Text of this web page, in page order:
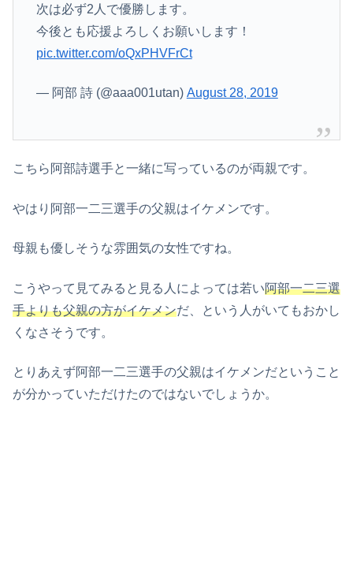
次は必ず2人で優勝します。
今後とも応援よろしくお願いします！
pic.twitter.com/oQxPHVFrCt
— 阿部 詩 (@aaa001utan) August 28, 2019
こちら阿部詩選手と一緒に写っているのが両親です。
やはり阿部一二三選手の父親はイケメンです。
母親も優しそうな雰囲気の女性ですね。
こうやって見てみると見る人によっては若い阿部一二三選
手よりも父親の方がイケメンだ、という人がいてもおかし
くなさそうです。
とりあえず阿部一二三選手の父親はイケメンだということ
が分かっていただけたのではないでしょうか。